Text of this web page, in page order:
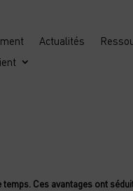
Actualités
Ces avantages ont